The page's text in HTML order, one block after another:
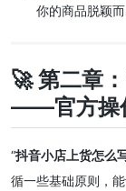
你的商品脱颖而
🚀 第二章
——官方操
“抖音小店上货怎么
循一些基础原则，